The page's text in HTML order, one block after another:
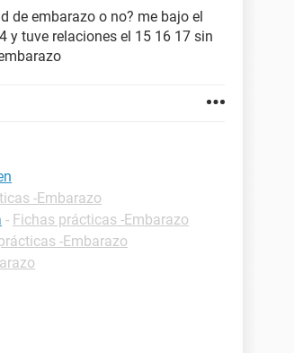
de embarazo o no? me bajo el
y tuve relaciones el 15 16 17 sin
-Embarazo
- Fichas prácticas -Embarazo
-Embarazo